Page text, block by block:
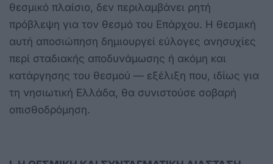
θεσμικό πλαίσιο, δεν περιλαμβάνει ρητή
πρόβλεψη για τον θεσμό του Επάρχου. Η θεσμική
αυτή αποσιώπηση δημιουργεί εύλογες ανησυχίες
περί σταδιακής αποδυνάμωσης ή ακόμη και
κατάργησης του θεσμού — εξέλιξη που, ιδίως για
τη νησιωτική Ελλάδα, θα συνιστούσε σοβαρή
οπισθοδρόμηση.